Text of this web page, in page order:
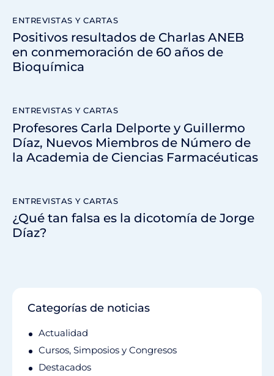
ENTREVISTAS Y CARTAS
Positivos resultados de Charlas ANEB
en conmemoración de 60 años de
Bioquímica
ENTREVISTAS Y CARTAS
Profesores Carla Delporte y Guillermo
Díaz, Nuevos Miembros de Número de
la Academia de Ciencias Farmacéuticas
ENTREVISTAS Y CARTAS
¿Qué tan falsa es la dicotomía de Jorge
Díaz?
Categorías de noticias
Actualidad
Cursos, Simposios y Congresos
Destacados